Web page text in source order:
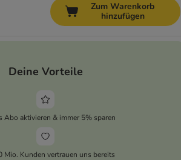
Zum Warenkorb
hinzufügen
Deine Vorteile
Abo aktivieren & immer 5% sparen
Mio. Kunden vertrauen uns bereits